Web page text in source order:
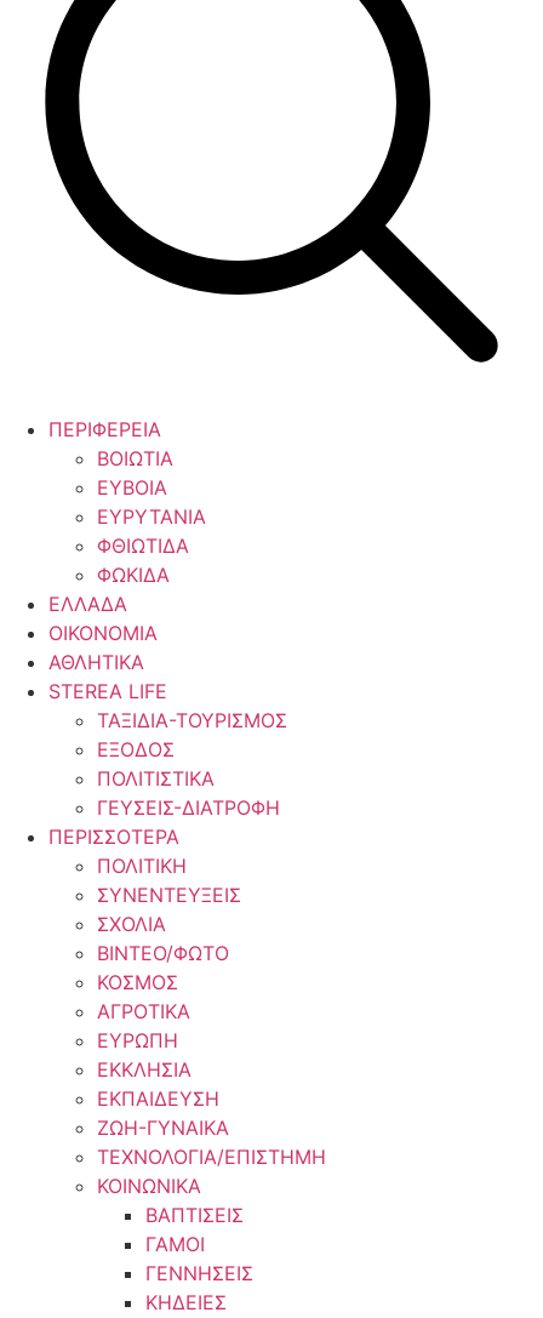
ΠΕΡΙΦΕΡΕΙΑ
ΒΟΙΩΤΙΑ
ΕΥΒΟΙΑ
ΕΥΡΥΤΑΝΙΑ
ΦΘΙΩΤΙΔΑ
ΦΩΚΙΔΑ
ΕΛΛΑΔΑ
ΟΙΚΟΝΟΜΙΑ
ΑΘΛΗΤΙΚΑ
STEREA LIFE
ΤΑΞΙΔΙΑ-ΤΟΥΡΙΣΜΟΣ
ΕΞΟΔΟΣ
ΠΟΛΙΤΙΣΤΙΚΑ
ΓΕΥΣΕΙΣ-ΔΙΑΤΡΟΦΗ
ΠΕΡΙΣΣΟΤΕΡΑ
ΠΟΛΙΤΙΚΗ
ΣΥΝΕΝΤΕΥΞΕΙΣ
ΣΧΟΛΙΑ
ΒΙΝΤΕΟ/ΦΩΤΟ
ΚΟΣΜΟΣ
ΑΓΡΟΤΙΚΑ
ΕΥΡΩΠΗ
ΕΚΚΛΗΣΙΑ
ΕΚΠΑΙΔΕΥΣΗ
ΖΩΗ-ΓΥΝΑΙΚΑ
ΤΕΧΝΟΛΟΓΙΑ/ΕΠΙΣΤΗΜΗ
ΚΟΙΝΩΝΙΚΑ
ΒΑΠΤΙΣΕΙΣ
ΓΑΜΟΙ
ΓΕΝΝΗΣΕΙΣ
ΚΗΔΕΙΕΣ